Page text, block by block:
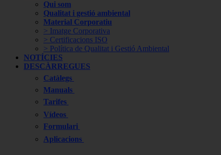
Qui som
Qualitat i gestió ambiental
Material Corporatiu
> Imatge Corporativa
> Certificacions ISO
> Política de Qualitat i Gestió Ambiental
NOTÍCIES
DESCÀRREGUES
Catàlegs
Manuals
Tarifes
Vídeos
Formulari
Aplicacions